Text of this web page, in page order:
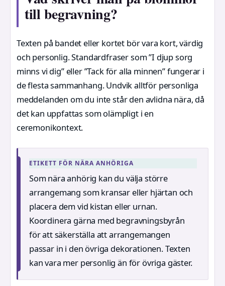
till begravning?
Texten på bandet eller kortet bör vara kort, värdig
och personlig. Standardfraser som ”I djup sorg
minns vi dig” eller ”Tack för alla minnen” fungerar i
de flesta sammanhang. Undvik alltför personliga
meddelanden om du inte står den avlidna nära, då
det kan uppfattas som olämpligt i en
ceremonikontext.
ETIKETT FÖR NÄRA ANHÖRIGA
Som nära anhörig kan du välja större
arrangemang som kransar eller hjärtan och
placera dem vid kistan eller urnan.
Koordinera gärna med begravningsbyrån
för att säkerställa att arrangemangen
passar in i den övriga dekorationen. Texten
kan vara mer personlig än för övriga gäster.